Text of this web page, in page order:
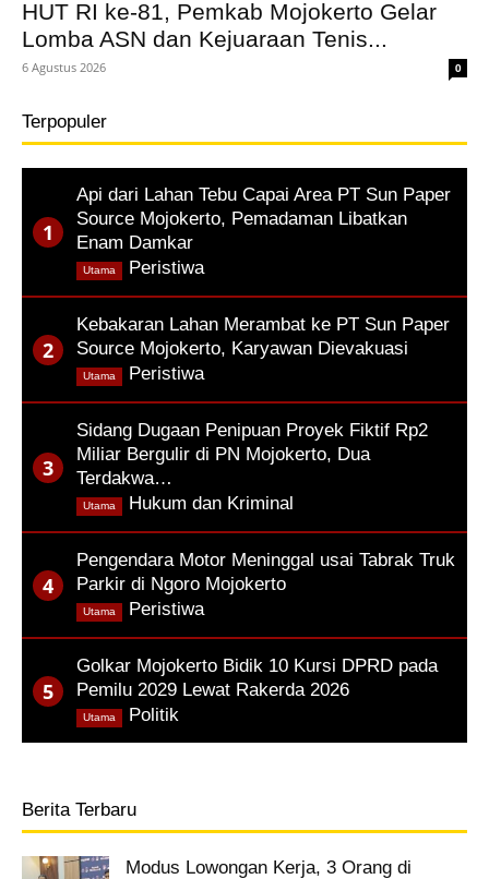
HUT RI ke-81, Pemkab Mojokerto Gelar
Lomba ASN dan Kejuaraan Tenis...
6 Agustus 2026 0
Terpopuler
Api dari Lahan Tebu Capai Area PT Sun Paper
Source Mojokerto, Pemadaman Libatkan
Enam Damkar
Peristiwa,
Utama
Kebakaran Lahan Merambat ke PT Sun Paper
Source Mojokerto, Karyawan Dievakuasi
Peristiwa,
Utama
Sidang Dugaan Penipuan Proyek Fiktif Rp2
Miliar Bergulir di PN Mojokerto, Dua
Terdakwa…
Hukum dan Kriminal
Utama
Pengendara Motor Meninggal usai Tabrak Truk
Parkir di Ngoro Mojokerto
Peristiwa,
Utama
Golkar Mojokerto Bidik 10 Kursi DPRD pada
Pemilu 2029 Lewat Rakerda 2026
Politik
Utama
Berita Terbaru
Modus Lowongan Kerja, 3 Orang di